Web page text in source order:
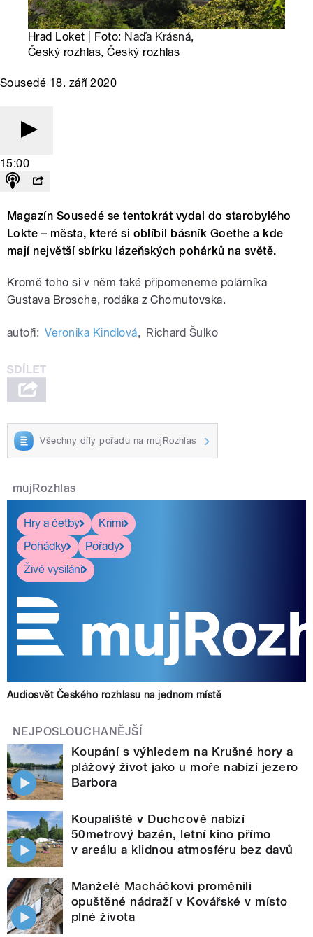
Hrad Loket | Foto: Naďa Krásná,
Český rozhlas, Český rozhlas
Sousedé 18. září 2020
15:00
Magazín Sousedé se tentokrát vydal do starobylého
Lokte – města, které si oblíbil básník Goethe a kde
mají největší sbírku lázeňských pohárků na světě.
Kromě toho si v něm také připomeneme polárníka
Gustava Brosche, rodáka z Chomutovska.
autoři: Veronika Kindlová, Richard Šulko
Všechny díly pořadu na mujRozhlas
mujRozhlas
Hry a četby
Krimi
Pohádky
Pořady
Živé vysílání
Audiosvět Českého rozhlasu na jednom místě
NEJPOSLOUCHANĚJŠÍ
Koupání s výhledem na Krušné hory a
plážový život jako u moře nabízí jezero
Barbora
Koupaliště v Duchcově nabízí
50metrový bazén, letní kino přímo
v areálu a klidnou atmosféru bez davů
Manželé Macháčkovi proměnili
opuštěné nádraží v Kovářské v místo
plné života